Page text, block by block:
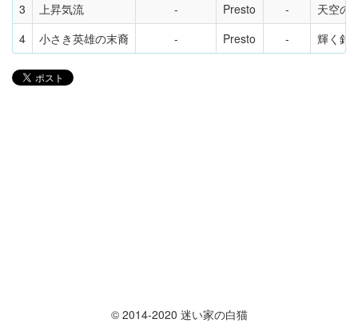
3
上昇気流 Presto
天空の
4
小さき英雄の末裔 Presto 輝く針
© 2014-2020 迷い家の白猫